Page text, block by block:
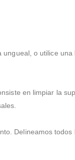
o utilice una
en limpiar la
Delineamos